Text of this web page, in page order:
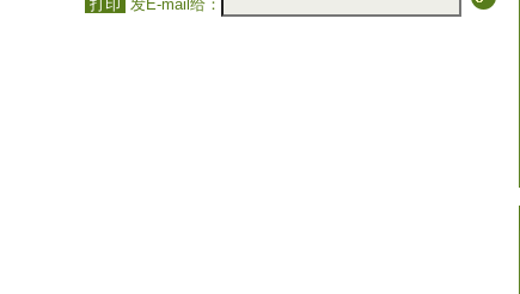
打印 发E-mail给：